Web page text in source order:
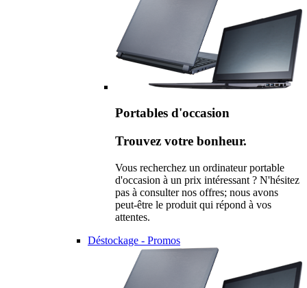
Portables d'occasion
Trouvez votre bonheur.
Vous recherchez un ordinateur portable
d'occasion à un prix intéressant ? N'hésitez
pas à consulter nos offres; nous avons
peut-être le produit qui répond à vos
attentes.
Déstockage - Promos